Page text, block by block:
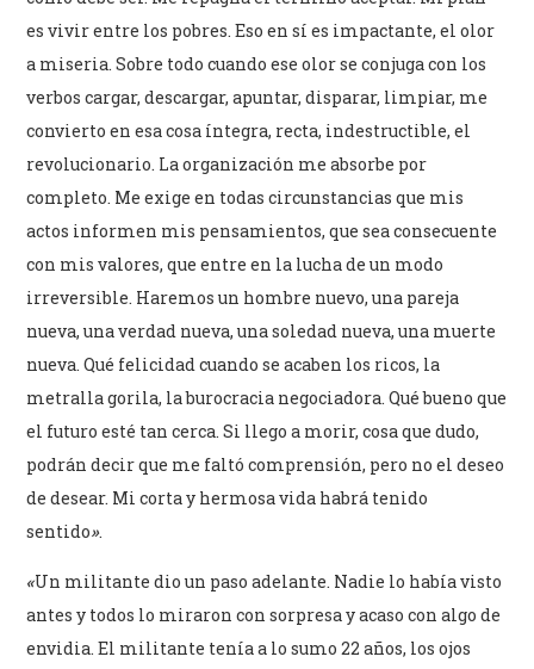
es vivir entre los pobres. Eso en sí es impactante, el olor
a miseria. Sobre todo cuando ese olor se conjuga con los
verbos cargar, descargar, apuntar, disparar, limpiar, me
convierto en esa cosa íntegra, recta, indestructible, el
revolucionario. La organización me absorbe por
completo. Me exige en todas circunstancias que mis
actos informen mis pensamientos, que sea consecuente
con mis valores, que entre en la lucha de un modo
irreversible. Haremos un hombre nuevo, una pareja
nueva, una verdad nueva, una soledad nueva, una muerte
nueva. Qué felicidad cuando se acaben los ricos, la
metralla gorila, la burocracia negociadora. Qué bueno que
el futuro esté tan cerca. Si llego a morir, cosa que dudo,
podrán decir que me faltó comprensión, pero no el deseo
de desear. Mi corta y hermosa vida habrá tenido
sentido».
«Un militante dio un paso adelante. Nadie lo había visto
antes y todos lo miraron con sorpresa y acaso con algo de
envidia. El militante tenía a lo sumo 22 años, los ojos